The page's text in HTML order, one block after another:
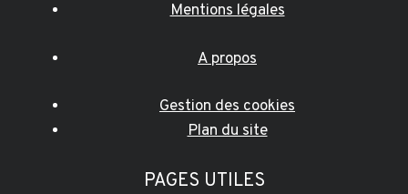
Mentions légales
A propos
Gestion des cookies
Plan du site
PAGES UTILES